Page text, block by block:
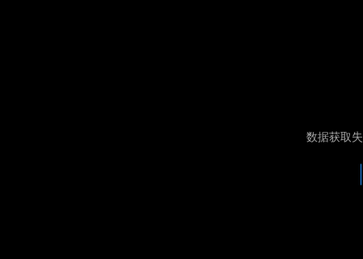
数据获取